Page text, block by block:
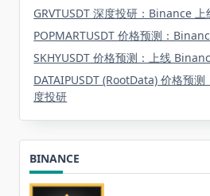
GRVTUSDT 深度投研：Binance
POPMARTUSDT 价格预测：
SKHYUSDT 价格预测：上线
DATAIPUSDT (RootData) 价格预
度投研
BINANCE